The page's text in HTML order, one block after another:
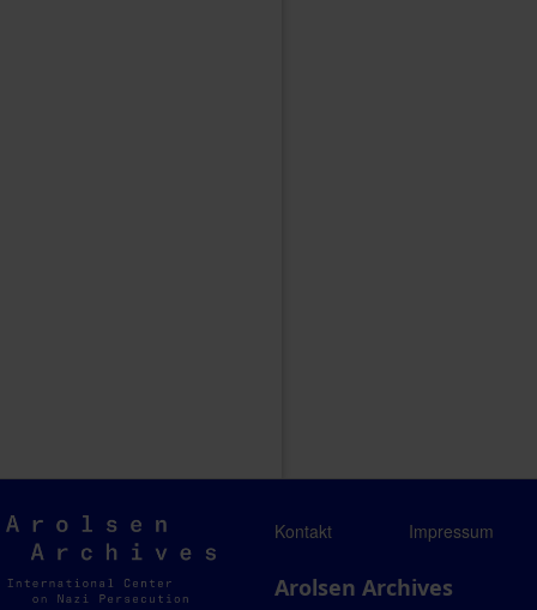
Arolsen
Archives
Kontakt Impressum
Arolsen Archives